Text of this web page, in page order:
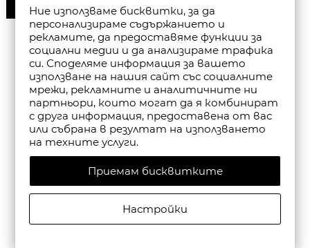
30%Ние използваме бисквитки, за да
персонализираме съдържанието и
рекламите, да предоставяме функции за
социални медии и да анализираме трафика
си. Споделяме информация за вашето
използване на нашия сайт със социалните
мрежи, рекламните и аналитичните ни
партньори, които могат да я комбинират
с друга информация, предоставена от вас
или събрана в резултат на използването
на техните услуги.
Приемам бисквитките
Настройки